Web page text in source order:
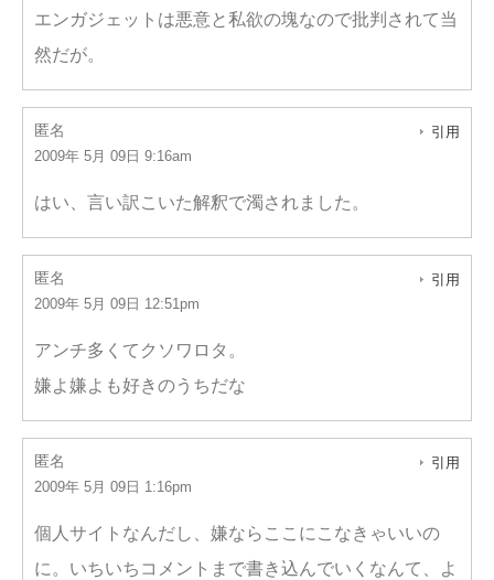
エンガジェットは悪意と私欲の塊なので批判されて当
然だが。
匿名
2009年 5月 09日 9:16am
引用
はい、言い訳こいた解釈で濁されました。
匿名
2009年 5月 09日 12:51pm
引用
アンチ多くてクソワロタ。
嫌よ嫌よも好きのうちだな
匿名
2009年 5月 09日 1:16pm
引用
個人サイトなんだし、嫌ならここにこなきゃいいの
に。いちいちコメントまで書き込んでいくなんて、よ